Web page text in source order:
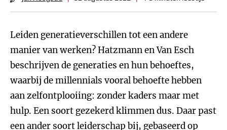
Leiden generatieverschillen tot een andere
manier van werken? Hatzmann en Van Esch
beschrijven de generaties en hun behoeftes,
waarbij de millennials vooral behoefte hebben
aan zelfontplooiing: zonder kaders maar met
hulp. Een soort gezekerd klimmen dus. Daar past
een ander soort leiderschap bij, gebaseerd op